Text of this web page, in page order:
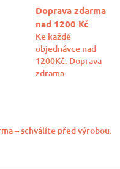
Doprava zdarma
nad 1200 Kč
Ke každé
objednávce nad
1200Kč. Doprava
zdrama.
– schválíte před výrobou.